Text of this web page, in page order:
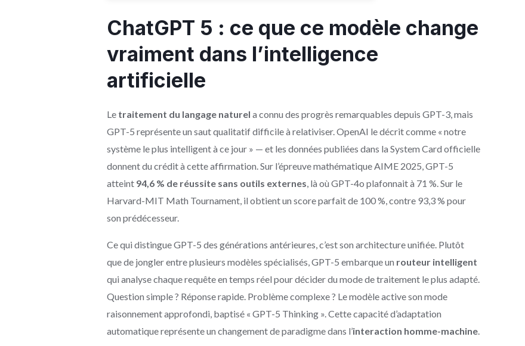
ChatGPT 5 : ce que ce modèle change
vraiment dans l’intelligence
artificielle
Le traitement du langage naturel a connu des progrès remarquables depuis GPT-3, mais
GPT-5 représente un saut qualitatif difficile à relativiser. OpenAI le décrit comme « notre
système le plus intelligent à ce jour » — et les données publiées dans la System Card officielle
donnent du crédit à cette affirmation. Sur l’épreuve mathématique AIME 2025, GPT-5
atteint 94,6 % de réussite sans outils externes, là où GPT-4o plafonnait à 71 %. Sur le
Harvard-MIT Math Tournament, il obtient un score parfait de 100 %, contre 93,3 % pour
son prédécesseur.
Ce qui distingue GPT-5 des générations antérieures, c’est son architecture unifiée. Plutôt
que de jongler entre plusieurs modèles spécialisés, GPT-5 embarque un routeur intelligent
qui analyse chaque requête en temps réel pour décider du mode de traitement le plus adapté.
Question simple ? Réponse rapide. Problème complexe ? Le modèle active son mode
raisonnement approfondi, baptisé « GPT-5 Thinking ». Cette capacité d’adaptation
automatique représente un changement de paradigme dans l’interaction homme-machine.